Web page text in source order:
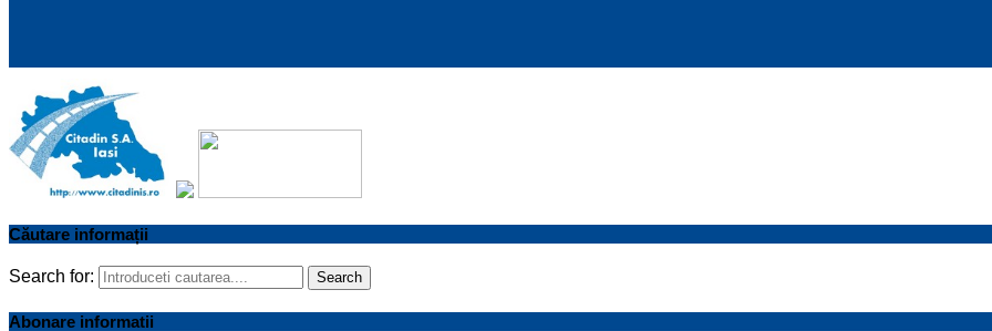
Căutare informații
Search for: Search
Abonare informatii